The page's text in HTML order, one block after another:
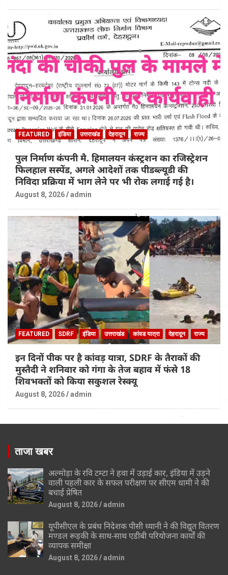
FEATURED इंडिया उत्तराखंड देहरादून राज्य
पुल निर्माण कंपनी मै. हिमालयन कंस्ट्रशन का रजिस्ट्रेशन
फिलहाल सस्पेंड, अगले आदेशों तक पीडब्ल्यूडी की
निविदा प्रक्रिया में भाग लेने पर भी रोक लगाई गई है।
August 8, 2026 admin
FEATURED SDRF इंडिया उत्तराखंड कांवड यात्रा देहरादून राज्य
इन दिनों पीक पर है कांवड़ यात्रा, SDRF के तैराकों की
मुस्तैदी ने शनिवार को गंगा के तेज बहाव में फंसे 18
शिवभक्तों को किया सकुशल रेस्क्यू
August 8, 2026 admin
ताजा खबर
अल्मोड़ा के रवि टम्टा ने हवा में उड़ाई कार, इंडिया में उड़ने
वाली पहली कार के सफल परीक्षण पर सीएम धामी ने की
बधाई प्रेषित
August 8, 2026 admin
यूपीसीएल के प्रबंध निदेशक पीसी ध्यानी ने की विद्युत वितरण
मण्डल रूड़की के साथ-साथ एडीबी परियोजना कार्यों की
व्यापक समीक्षा
August 8, 2026 admin